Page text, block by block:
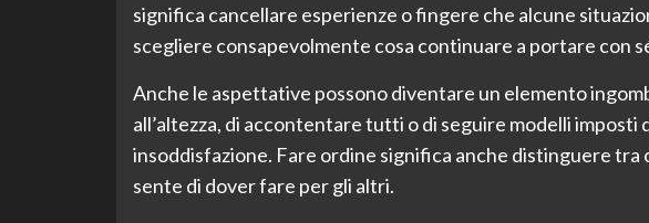
significa cancellare esperienze o fingere che alcune
scegliere consapevolmente cosa continuare a portare con
Anche le aspettative possono diventare un elemento
all’altezza, di accontentare tutti o di seguire modelli imposti
insoddisfazione. Fare ordine significa anche distinguere tra
sente di dover fare per gli altri.